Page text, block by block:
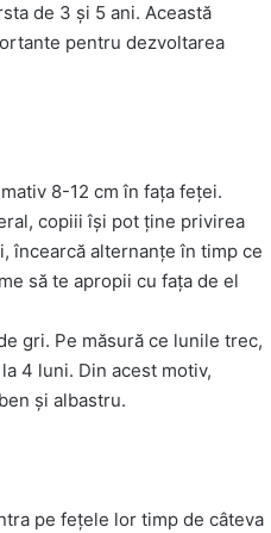
de 3 și 5 ani. Această
pentru dezvoltarea
8-12 cm în fața feței.
copiii își pot ține privirea
încearcă alternanțe în timp ce
să te apropii cu fața de el
gri. Pe măsură ce lunile trec,
4 luni. Din acest motiv,
și albastru.
pe fețele lor timp de câteva